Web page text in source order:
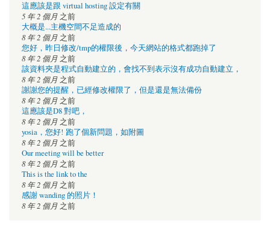
這應該是跟 virtual hosting 設定有關
5 年 2 個月 之前
大概是...主機空間不足造成的
8 年 2 個月 之前
您好，昨日修改/tmp的權限後，今天網站的格式都跑掉了
8 年 2 個月 之前
該資料夾是程式自動建立的，會找不到表示沒有成功自動建立，
8 年 2 個月 之前
謝謝您的提醒，已經修改權限了，但是還是無法備份
8 年 2 個月 之前
這應該是D8 對吧，
8 年 2 個月 之前
yosia，您好! 跑了個新問題，如附圖
8 年 2 個月 之前
Our meeting will be better
8 年 2 個月 之前
This is the link to the
8 年 2 個月 之前
感謝 wanding 的照片！
8 年 2 個月 之前